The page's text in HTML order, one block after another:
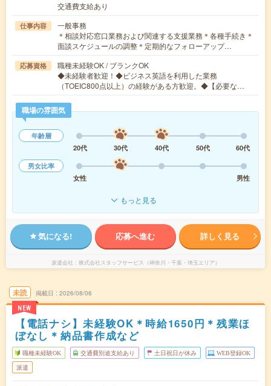
交通費支給あり
仕事内容
一般事務
＊相談対応窓口業務および関連する支援業務＊各種手続き＊
面談スケジュールの調整＊定期的なフォローアップ…
応募資格
職種未経験OK / ブランクOK
◆未経験者歓迎！◆ビジネス英語を利用した業務
（TOEIC800点以上）の経験がある方歓迎。◆【必要な…
職場の雰囲気
年齢層
20代
30代 40代 50代
60代
男女比率
女性
男性
もっと見る
気になる! 応募へ進む 詳しく見る
派遣会社 株式会社スタッフサービス（神奈川・千葉・埼玉エリア）
未読
NEW
掲載日 2026/08/06
【電話ナシ】未経験OK＊時給1650円＊残業ほ
ぼなし＊納品書作成など
職種未経験OK 交通費別途支給あり 土日祝日が休み WEB登録OK
派遣